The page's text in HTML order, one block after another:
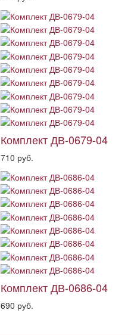
Комплект ДВ-0679-04
710 руб.
Комплект ДВ-0686-04
690 руб.